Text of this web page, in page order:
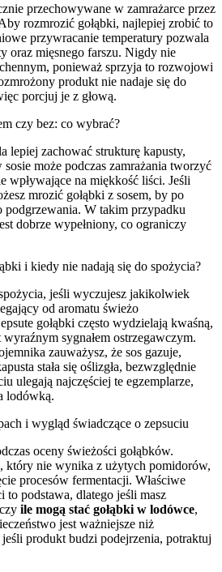
przechowywane w zamrażarce przez
rozmrozić gołąbki, najlepiej zrobić to
przywracanie temperatury pozwala
oraz mięsnego farszu. Nigdy nie
ponieważ sprzyja to rozwojowi
produkt nie nadaje się do
porcjuj je z głową.
czy bez: co wybrać?
lepiej zachować strukturę kapusty,
może podczas zamrażania tworzyć
wpływające na miękkość liści. Jeśli
mrozić gołąbki z sosem, by po
podgrzewania. W takim przypadku
dobrze wypełniony, co ograniczy
i kiedy nie nadają się do spożycia?
jeśli wyczujesz jakikolwiek
od aromatu świeżo
gołąbki często wydzielają kwaśną,
sygnałem ostrzegawczym.
zauważysz, że sos gazuje,
stała się oślizgła, bezwzględnie
ulegają najczęściej te egzemplarze,
lodówką.
i wygląd świadczące o zepsuciu
oceny świeżości gołąbków.
który nie wynika z użytych pomidorów,
procesów fermentacji. Właściwe
podstawa, dlatego jeśli masz
ile mogą stać gołąbki w lodówce,
jest ważniejsze niż
produkt budzi podejrzenia, potraktuj